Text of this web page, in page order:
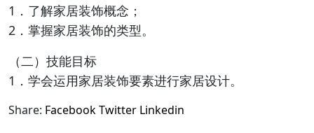
1．了解家居装饰概念；
2．掌握家居装饰的类型。
（二）技能目标
1．学会运用家居装饰要素进行家居设计。
Share: FacebookTwitter Linkedin